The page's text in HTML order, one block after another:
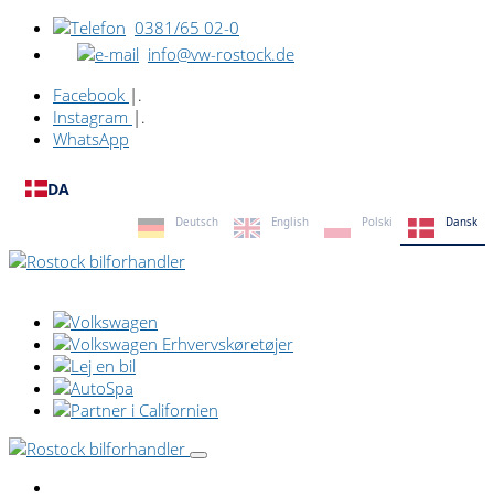
0381/65 02-0
info@vw-rostock.de
Facebook |.
Instagram |.
WhatsApp
DA
Deutsch English Polski Dansk